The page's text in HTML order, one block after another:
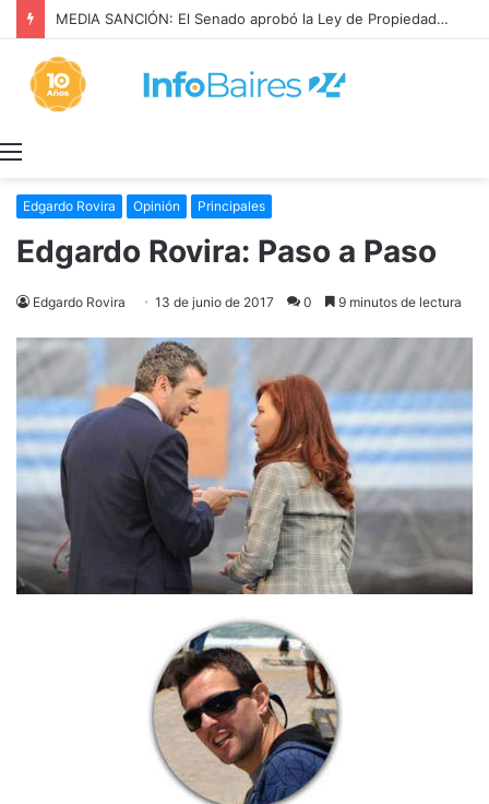
Edgardo Rovira Opinión Principales
Edgardo Rovira: Paso a Paso
Edgardo Rovira 13 de junio de 2017 0 9 minutos de lectura